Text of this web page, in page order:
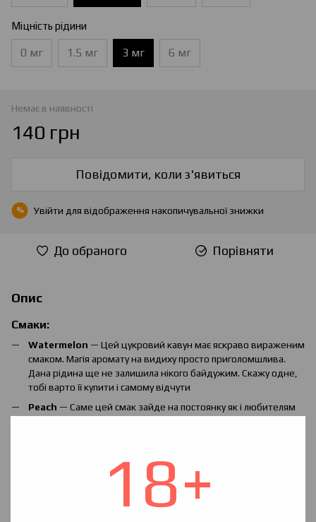
18+
Міцність рідини
0 мг 1.5 мг 3 мг 6 мг
Немає в наявності
140 грн
Повідомити, коли з'явиться
% Увійти для відображення накопичувальної знижки
До обраного Порівняти
Опис
Смаки:
Watermelon — Цей цукровий кавун має яскраво вираженим
смаком. Магія аромату на видиху просто приголомшлива.
Дана рідина ще не залишила нікого байдужим. Скажу одне,
тобі варто її купити і самому відчути
Peach — Саме цей смак зайде на постоянку як і любителям
з усім знайомих фруктів, але мало в кого це виходить. Так
ось наші найкращі міксологи зробили просто неймовірний